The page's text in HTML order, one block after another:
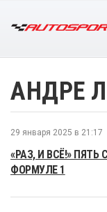
АНДРЕ
29 января 2025 в 21:17
«РАЗ, И ВСЁ!»
ФОРМУЛЕ 1